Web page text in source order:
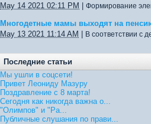
May 14 2021 02:11 PM
Формирование
Многодетные мамы выходят на
May 13 2021 11:14 AM
В соответствии с
Последние статьи
Мы ушли в соцсети!
Привет Леониду Мазуру
Поздравление с 8 марта!
Сегодня как никогда важна о...
"Олимпов" и "Ра...
Публичные слушания по прави...